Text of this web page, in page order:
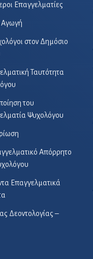
Επαγγελματίες
Αγωγή
στον Δημόσιο
Ταυτότητα
του
Ψυχολόγου
Απόρρητο
Επαγγελματικά
Δεοντολογίας –